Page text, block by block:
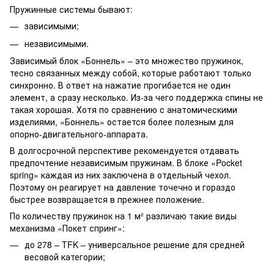
Пружинные системы бывают:
зависимыми;
независимыми.
Зависимый блок «Боннель» – это множество пружинок,
тесно связанных между собой, которые работают только
синхронно. В ответ на нажатие прогибается не один
элемент, а сразу несколько. Из-за чего поддержка спины не
такая хорошая. Хотя по сравнению с анатомическими
изделиями, «Боннель» остается более полезным для
опорно-двигательного-аппарата.
В долгосрочной перспективе рекомендуется отдавать
предпочтение независимым пружинам. В блоке «Pocket
spring» каждая из них заключена в отдельный чехол.
Поэтому он реагирует на давление точечно и гораздо
быстрее возвращается в прежнее положение.
По количеству пружинок на 1 м² различаю такие виды
механизма «Покет спринг»:
до 278 – TFK – универсальное решение для средней
весовой категории;